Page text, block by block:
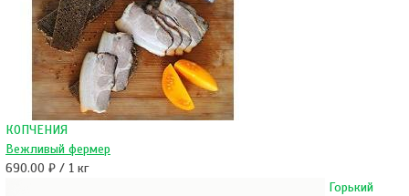
КОПЧЕНИЯ
Вежливый фермер
690.00 ₽ / 1 кг
Горький